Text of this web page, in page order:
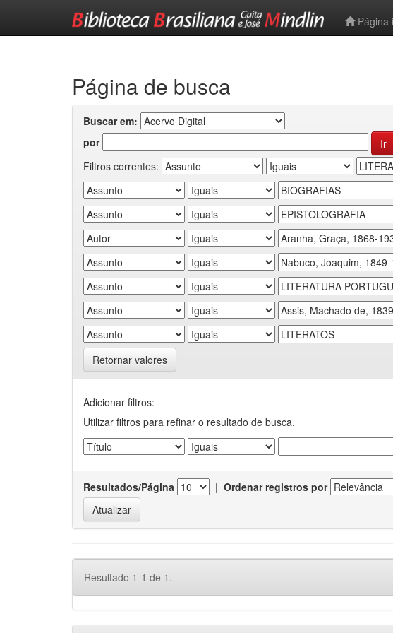
Página
Página de busca
Buscar em:
por
Filtros correntes:
Retornar valores
Adicionar filtros:
Utilizar filtros para refinar o resultado de busca.
Resultados/Página | Ordenar registros por
Resultado 1-1 de 1.